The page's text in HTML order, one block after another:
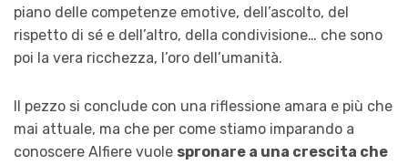
piano delle competenze emotive, dell’ascolto, del
rispetto di sé e dell’altro, della condivisione… che sono
poi la vera ricchezza, l’oro dell’umanità.
Il pezzo si conclude con una riflessione amara e più che
mai attuale, ma che per come stiamo imparando a
conoscere Alfiere vuole spronare a una crescita che